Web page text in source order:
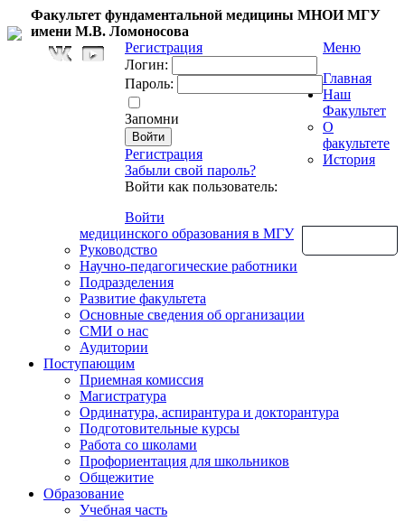
Факультет фундаментальной медицины МНОИ МГУ
имени М.В. Ломоносова
Регистрация
Логин:
Пароль:
Запомни
Регистрация
Забыли свой пароль?
Войти как пользователь:
Войти
Меню
Главная
Наш
Факультет
О
факультете
История
медицинского образования в МГУ
Руководство
Научно-педагогические работники
Подразделения
Развитие факультета
Основные сведения об организации
СМИ о нас
Аудитории
Поступающим
Приемная комиссия
Магистратура
Ординатура, аспирантура и докторантура
Подготовительные курсы
Работа со школами
Профориентация для школьников
Общежитие
Образование
Учебная часть